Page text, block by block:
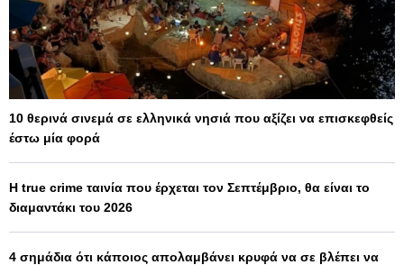
10 θερινά σινεμά σε ελληνικά νησιά που αξίζει να επισκεφθείς
έστω μία φορά
Η true crime ταινία που έρχεται τον Σεπτέμβριο, θα είναι το
διαμαντάκι του 2026
4 σημάδια ότι κάποιος απολαμβάνει κρυφά να σε βλέπει να